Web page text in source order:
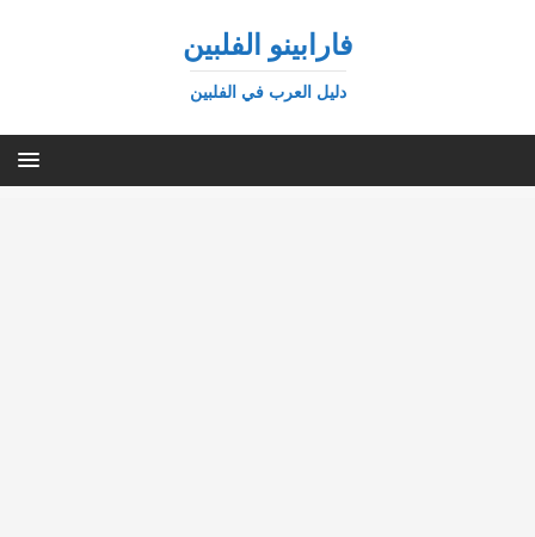
فارابينو الفلبين
دليل العرب في الفلبين